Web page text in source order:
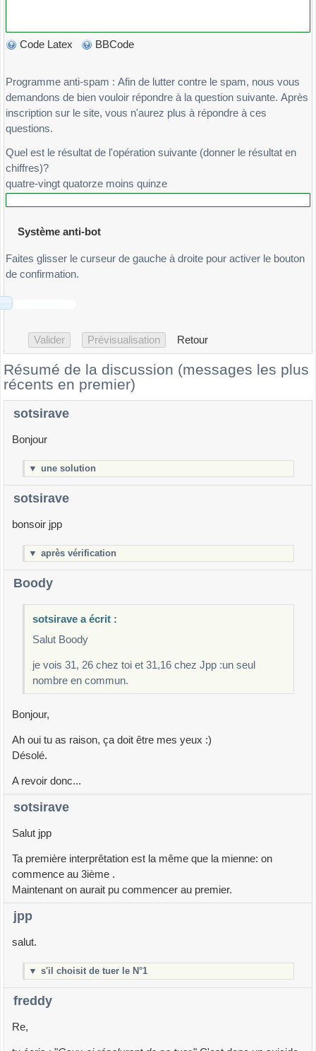
Code Latex BBCode
Programme anti-spam : Afin de lutter contre le spam, nous vous
demandons de bien vouloir répondre à la question suivante. Après
inscription sur le site, vous n'aurez plus à répondre à ces
questions.
Quel est le résultat de l'opération suivante (donner le résultat en
chiffres)?
quatre-vingt quatorze moins quinze
Système anti-bot
Faites glisser le curseur de gauche à droite pour activer le bouton
de confirmation.
Retour
Résumé de la discussion (messages les plus
récents en premier)
sotsirave
Bonjour
▼ une solution
sotsirave
bonsoir jpp
▼ après vérification
Boody
sotsirave a écrit :
Salut Boody
je vois 31, 26 chez toi et 31,16 chez Jpp :un seul
nombre en commun.
Bonjour,
Ah oui tu as raison, ça doit être mes yeux :)
Désolé.
A revoir donc...
sotsirave
Salut jpp
Ta première interprêtation est la même que la mienne: on
commence au 3ième .
Maintenant on aurait pu commencer au premier.
jpp
salut.
▼ s'il choisit de tuer le N°1
freddy
Re,